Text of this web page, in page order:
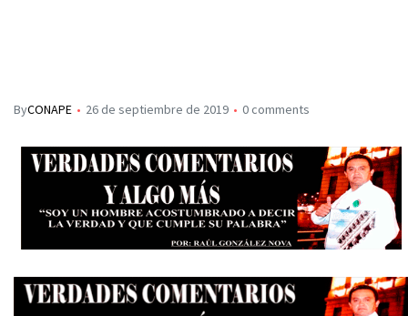
ByCONAPE 26 de septiembre de 2019 0 comments